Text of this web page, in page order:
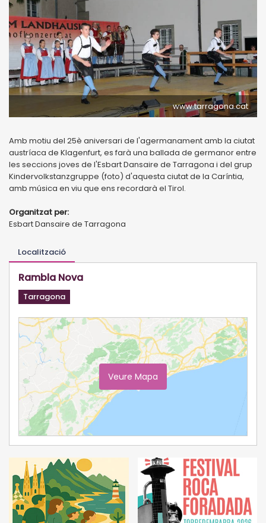
www.tarragona.cat
Amb motiu del 25è aniversari de l'agermanament amb la ciutat
austríaca de Klagenfurt, es farà una ballada de germanor entre
les seccions joves de l'Esbart Dansaire de Tarragona i del grup
Kindervolkstanzgruppe (foto) d'aquesta ciutat de la Caríntia,
amb música en viu que ens recordarà el Tirol.
Organitzat per:
Esbart Dansaire de Tarragona
Localització
Rambla Nova
Tarragona
Veure Mapa